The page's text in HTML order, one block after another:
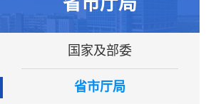
国家及部委
省市厅局